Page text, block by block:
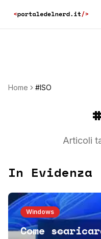
Home #ISO
Articoli
In Evidenza
Windows
Come